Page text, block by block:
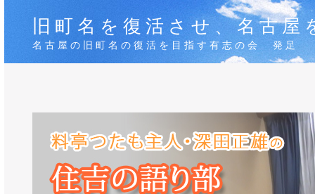
旧町名を復活させ、名古
名古屋の旧町名の復活を目指す有志の会 発足